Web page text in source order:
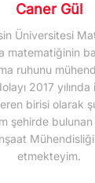
Caner Gül
Üniversitesi
matematiğinin
ruhunu
2017
birisi olarak
şehirde
etmekteyim.